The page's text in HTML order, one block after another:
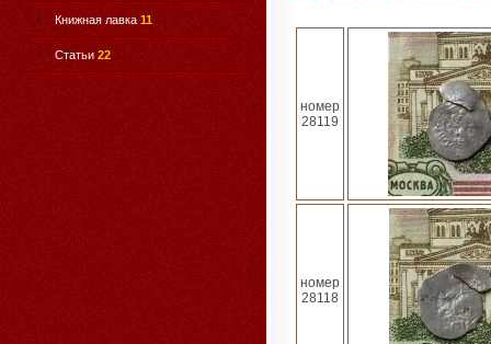
Книжная лавка 11
Статьи 22
номер
28119
номер
28118